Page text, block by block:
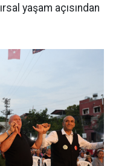
yaşam açısından